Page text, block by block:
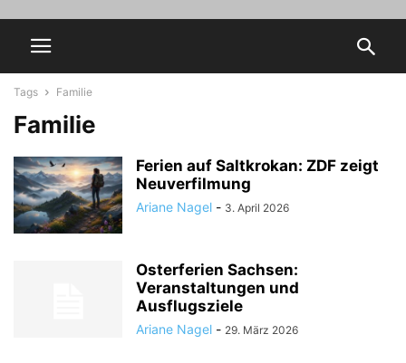
Tags Familie
Familie
Ferien auf Saltkrokan: ZDF zeigt
Neuverfilmung
Ariane Nagel - 3. April 2026
Osterferien Sachsen:
Veranstaltungen und
Ausflugsziele
Ariane Nagel - 29. März 2026